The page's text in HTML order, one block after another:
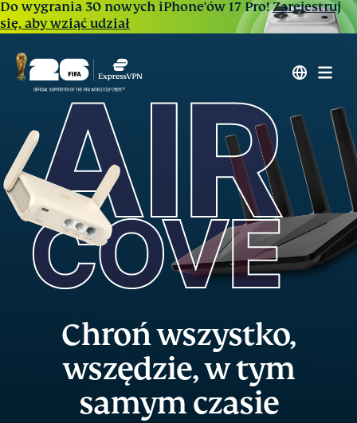
Do wygrania 30 nowych iPhone'ów 17 Pro!Zarejestruj
się, aby wziąć udział
Chroń wszystko,
wszędzie, w tym
samym czasie